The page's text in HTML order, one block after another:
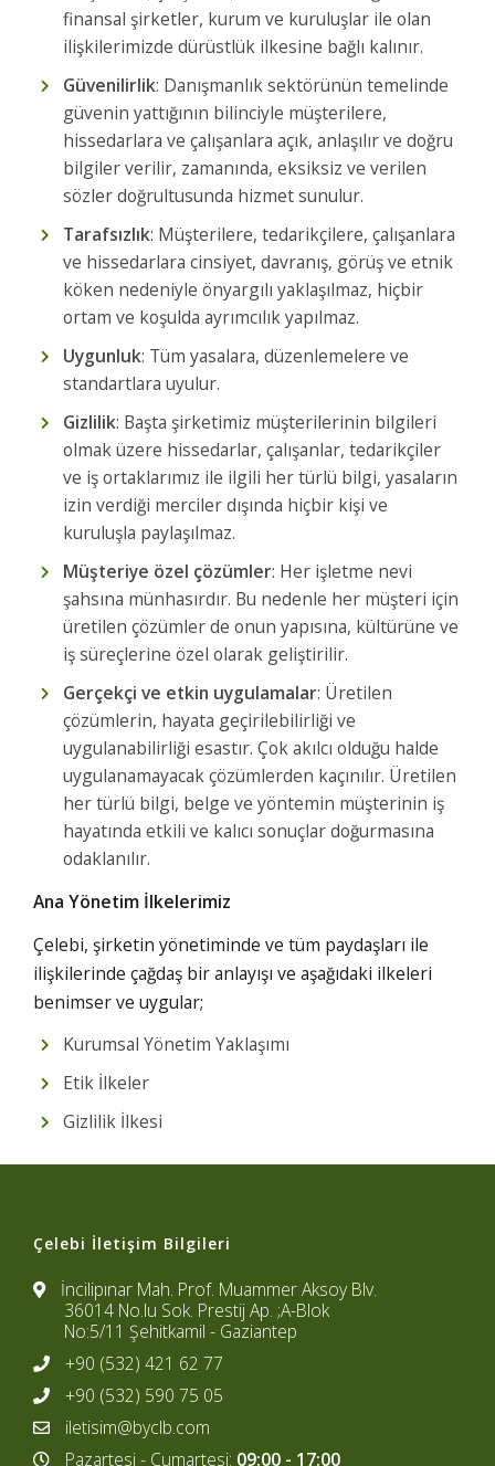
finansal şirketler, kurum ve kuruluşlar ile olan
ilişkilerimizde dürüstlük ilkesine bağlı kalınır.
Güvenilirlik: Danışmanlık sektörünün temelinde
güvenin yattığının bilinciyle müşterilere,
hissedarlara ve çalışanlara açık, anlaşılır ve doğru
bilgiler verilir, zamanında, eksiksiz ve verilen
sözler doğrultusunda hizmet sunulur.
Tarafsızlık: Müşterilere, tedarikçilere, çalışanlara
ve hissedarlara cinsiyet, davranış, görüş ve etnik
köken nedeniyle önyargılı yaklaşılmaz, hiçbir
ortam ve koşulda ayrımcılık yapılmaz.
Uygunluk: Tüm yasalara, düzenlemelere ve
standartlara uyulur.
Gizlilik: Başta şirketimiz müşterilerinin bilgileri
olmak üzere hissedarlar, çalışanlar, tedarikçiler
ve iş ortaklarımız ile ilgili her türlü bilgi, yasaların
izin verdiği merciler dışında hiçbir kişi ve
kuruluşla paylaşılmaz.
Müşteriye özel çözümler: Her işletme nevi
şahsına münhasırdır. Bu nedenle her müşteri için
üretilen çözümler de onun yapısına, kültürüne ve
iş süreçlerine özel olarak geliştirilir.
Gerçekçi ve etkin uygulamalar: Üretilen
çözümlerin, hayata geçirilebilirliği ve
uygulanabilirliği esastır. Çok akılcı olduğu halde
uygulanamayacak çözümlerden kaçınılır. Üretilen
her türlü bilgi, belge ve yöntemin müşterinin iş
hayatında etkili ve kalıcı sonuçlar doğurmasına
odaklanılır.
Ana Yönetim İlkelerimiz
Çelebi, şirketin yönetiminde ve tüm paydaşları ile
ilişkilerinde çağdaş bir anlayışı ve aşağıdaki ilkeleri
benimser ve uygular;
Kurumsal Yönetim Yaklaşımı
Etik İlkeler
Gizlilik İlkesi
Çelebi İletişim Bilgileri
İncilipınar Mah. Prof. Muammer Aksoy Blv.
36014 No.lu Sok. Prestij Ap. ;A-Blok
No:5/11 Şehitkamil - Gaziantep
+90 (532) 421 62 77
+90 (532) 590 75 05
iletisim@byclb.com
Pazartesi - Cumartesi: 09:00 - 17:00